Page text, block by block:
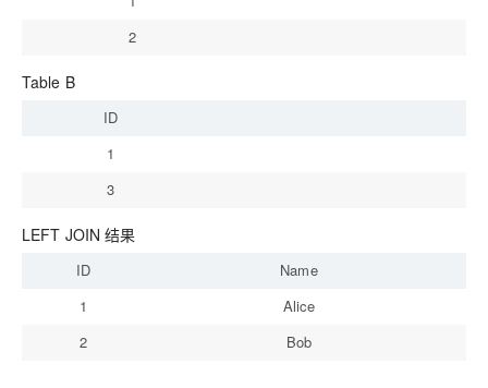
2
Table B
ID
1
3
LEFT JOIN 结果
ID
Name
1
Alice
2
Bob